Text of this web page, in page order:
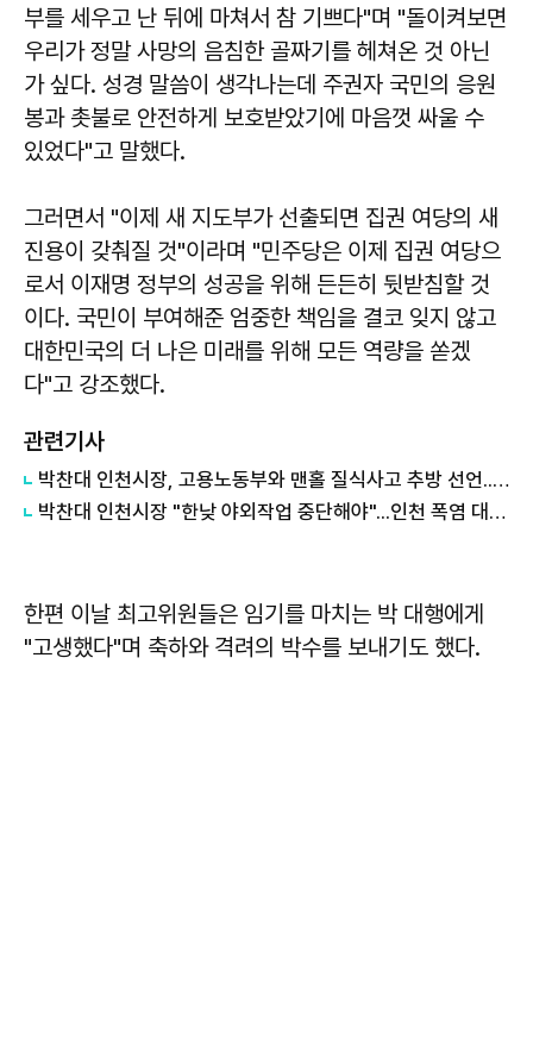
부를 세우고 난 뒤에 마쳐서 참 기쁘다"며 "돌이켜보면
우리가 정말 사망의 음침한 골짜기를 헤쳐온 것 아닌
가 싶다. 성경 말씀이 생각나는데 주권자 국민의 응원
봉과 촛불로 안전하게 보호받았기에 마음껏 싸울 수
있었다"고 말했다.
그러면서 "이제 새 지도부가 선출되면 집권 여당의 새
진용이 갖춰질 것"이라며 "민주당은 이제 집권 여당으
로서 이재명 정부의 성공을 위해 든든히 뒷받침할 것
이다. 국민이 부여해준 엄중한 책임을 결코 잊지 않고
대한민국의 더 나은 미래를 위해 모든 역량을 쏟겠
다"고 강조했다.
관련기사
박찬대 인천시장, 고용노동부와 맨홀 질식사고 추방 선언...사전 안전확인제 도입
박찬대 인천시장 "한낮 야외작업 중단해야"...인천 폭염 대응 최고 단계
한편 이날 최고위원들은 임기를 마치는 박 대행에게
"고생했다"며 축하와 격려의 박수를 보내기도 했다.